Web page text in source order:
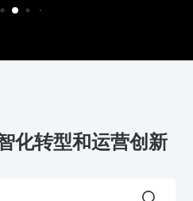
化转型和运营创新